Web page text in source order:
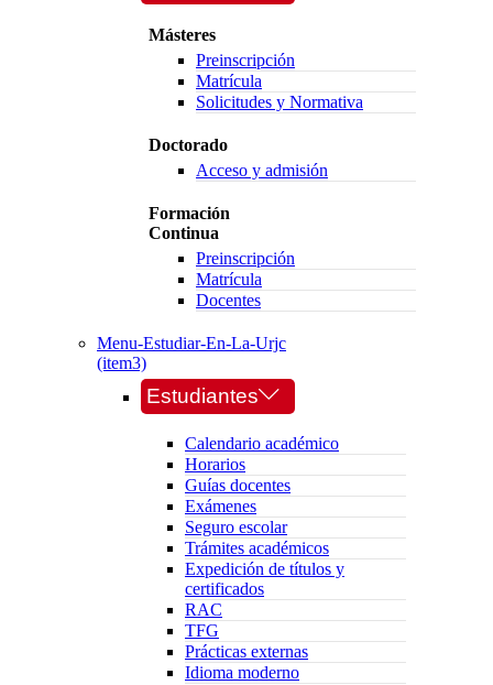
Másteres
Preinscripción
Matrícula
Solicitudes y Normativa
Doctorado
Acceso y admisión
Formación
Continua
Preinscripción
Matrícula
Docentes
Menu-Estudiar-En-La-Urjc
(item3)
Estudiantes
Calendario académico
Horarios
Guías docentes
Exámenes
Seguro escolar
Trámites académicos
Expedición de títulos y
certificados
RAC
TFG
Prácticas externas
Idioma moderno